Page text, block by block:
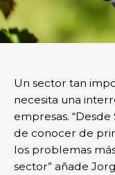
Un sector tan
necesita una
empresas.
de conocer de
los problemas
sector” añade